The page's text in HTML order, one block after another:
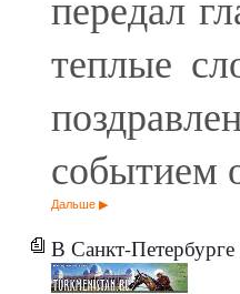
теплые
Дальше
В Санкт-Петербурге